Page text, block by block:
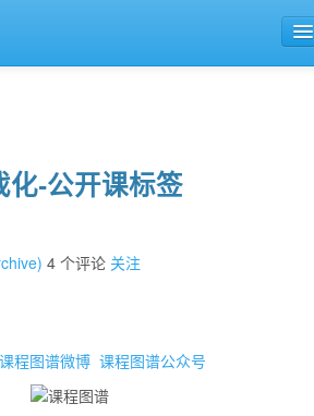
化-公开课标签
4 个评论 关注
课程图谱微博 课程图谱公众号